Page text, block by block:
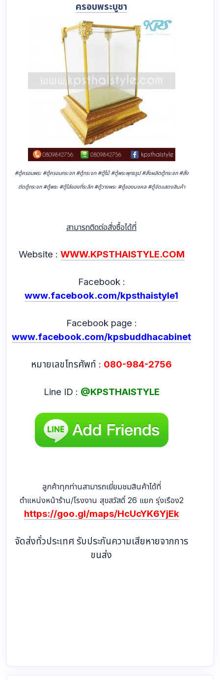
ครอบพระบูชา
#ตู้ครอบพระ #ตู้ครอบกระจก #ตู้กระจก #ตู้ไม้ #ตู้พระพุทธรูป #สั่งผลิตตู้กระจก #สั่ง
ตัดตู้กระจก #ตู้พระ #ตู้ใส่ของที่ระลึก #ตู้วางพระ #ตู้ของมงคล #ตู้จัดแสดงสินค้า
สามารถติดต่อสั่งซื้อได้ที่
Website : WWW.KPSTHAISTYLE.COM
Facebook :
www.facebook.com/kpsthaistyle1
Facebook page :
www.facebook.com/kpsbuddhacabinet
หมายเลขโทรศัพท์ : 080-984-2756
Line ID : @KPSTHAISTYLE
ลูกค้าทุกท่านสามารถเยี่ยมชมสินค้าได้ที่
ตำแหน่งหน้าร้าน/โรงงาน สุขสวัสดิ์ 26 แยก รุ่งเรือง2
https://goo.gl/maps/HcUcYK6YjEk
จัดส่งทั่วประเทศ รับประกันความเสียหายจากการ
ขนส่ง